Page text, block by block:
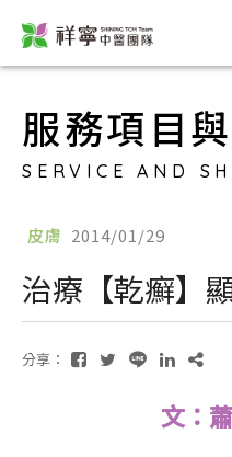
服務項目
SERVICE AND
皮膚 2014/01/29
治療【乾癬】
分享：
文：